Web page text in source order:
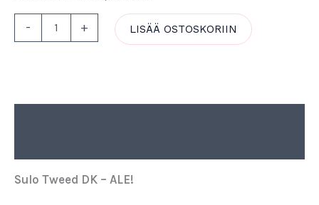
- + LISÄÄ OSTOSKORIIN
Sulo Tweed DK – ALE!